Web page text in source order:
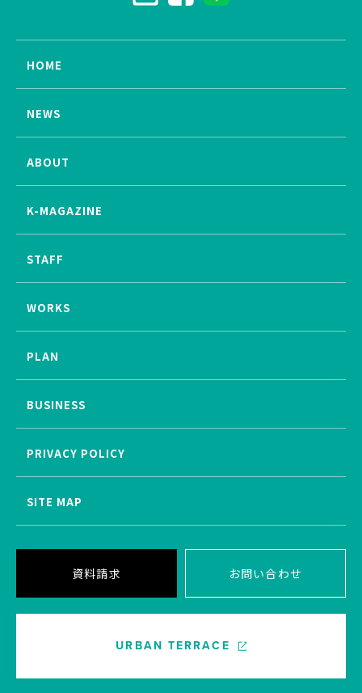
HOME
NEWS
ABOUT
K-MAGAZINE
STAFF
WORKS
PLAN
BUSINESS
PRIVACY POLICY
SITE MAP
資料請求 お問い合わせ
URBAN TERRACE